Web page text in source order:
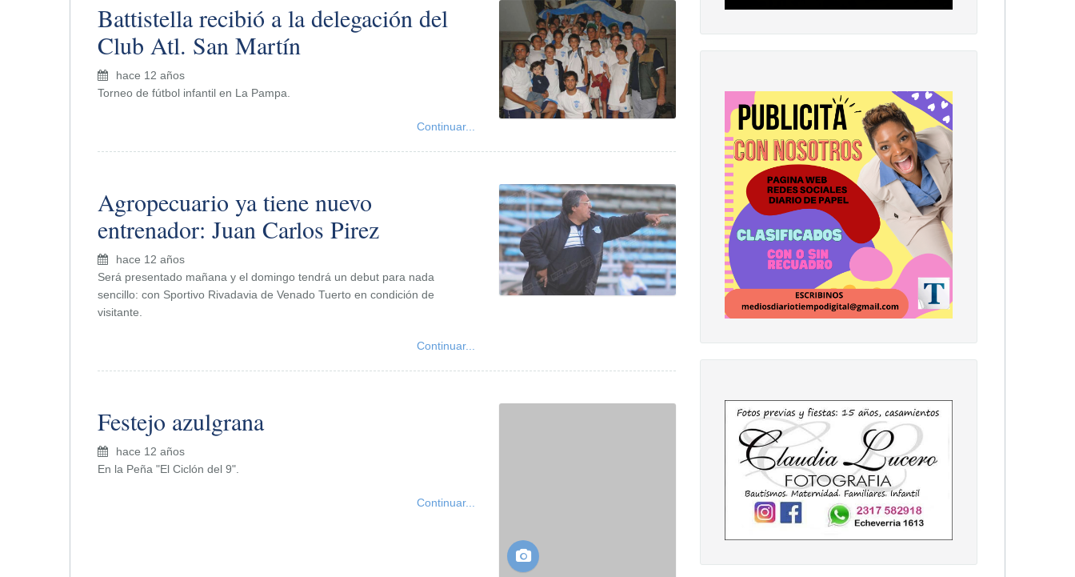
Battistella recibió a la delegación del
Club Atl. San Martín
hace 12 años
Torneo de fútbol infantil en La Pampa.
Continuar...
Agropecuario ya tiene nuevo
entrenador: Juan Carlos Pirez
hace 12 años
Será presentado mañana y el domingo tendrá un debut para nada
sencillo: con Sportivo Rivadavia de Venado Tuerto en condición de
visitante.
Continuar...
Festejo azulgrana
hace 12 años
En la Peña "El Ciclón del 9".
Continuar...